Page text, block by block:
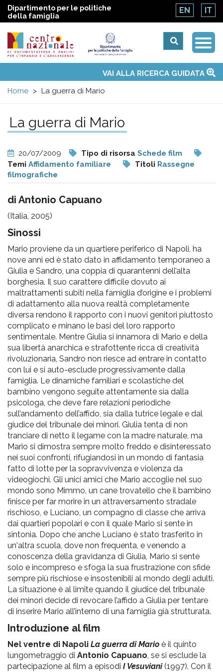
Dipartimento per le politiche
della famiglia
EN IT
Centro
nazionale
di
Documentazione
e
analisi
pr
l'infanzia
e
l'adolescenza
menu
Temi
Attività
Convenzione ONUVAI ALLA RICERCA GUIDATA
Home
La guerra di Mario
La guerra di Mario
20/07/2009 Tipo di risorsa Schede film
Temi Affidamento familiare Titoli Rassegne
filmografiche
di Antonio Capuano
(Italia, 2005)
Sinossi
Mario proviene da un quartiere periferico di Napoli, ha
nove anni ed è stato dato in affidamento temporaneo a
Giulia e Sandro, una coppia di quarantenni dell’alta
borghesia. Il suo carattere difficile dovuto ai
maltrattamenti subiti nella famiglia d’origine e i problemi
di adattamento alla nuova realtà completamente
diversa rendono il rapporto con i nuovi genitori piuttosto
complicato e minano le basi del loro rapporto
sentimentale. Mentre Giulia si innamora di Mario e della
sua libertà anarchica e strafottente ricca di creatività
rivoluzionaria, Sandro non riesce ad entrare in contatto
con lui e si auto-esclude progressivamente dalla
famiglia. Le dinamiche familiari e scolastiche del
bambino vengono seguite attentamente sia dalla
psicologa, che deve fare relazioni periodiche
sull’andamento dell’affido, sia dalla tutrice legale e dal
giudice del tribunale dei minori. Giulia tenta di non
tranciare di netto il legame con la madre naturale, ma
Mario si dimostra sempre molto freddo e disinteressato
nei suoi confronti, rifugiandosi in un mondo di fantasia
fatto di lotte per la sopravvivenza e violenza da
videogiochi. Gli unici amici che Mario accoglie nel suo
mondo sono Mimmo, un cane trovatello che il bambino
finisce per far morire in un attraversamento stradale
rischioso, e Luciano, un compagno di classe che arriva
dai quartieri popolari e con il quale Mario si sente in
sintonia. Dopo che anche Luciano è stato trasferito in
un'altra scuola, dove non frequenta, e venendo a
conoscenza della gravidanza di Giulia, Mario si sente
solo e incompreso e sfoga la sua frustrazione con sfide
sempre più rischiose e insostenibili al mondo degli adulti.
La situazione è al limite quando il giudice del tribunale
dei minori decide di revocare l’affido a Giulia per tentare
di inserire Mario all’interno di una famiglia già strutturata.
Introduzione al film
Nel ventre di Napoli La guerra di Mario è il quinto
lungometraggio di Antonio Capuano, se si esclude la
partecipazione al film a episodi I Vesuviani (1997). Con il